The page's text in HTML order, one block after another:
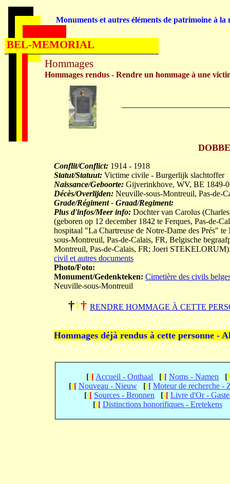
Conflit/Conflict: 1914 - 1918
Statut/Statuut: Victime civile - Burgerlijk slachtoffer
Naissance/Geboorte: Gijverinkhove, WV, BE 1849-
Décès/Overlijden: Neuville-sous-Montreuil, Pas-de-
Grade/Régiment - Graad/Regiment:
Plus d'infos/Meer info: Dochter van Carolus
(geboren op 12 december 1842 te Ferques, Pas-de-
hospitaal "La Chartreuse de Notre-Dame des Prés"
sous-Montreuil, Pas-de-Calais, FR, Belgische
Montreuil, Pas-de-Calais, FR; Joeri
civil et autres documents
Photo/Foto:
Monument/Gedenkteken: Cimetière des civils
Neuville-sous-Montreuil
††† RENDRE HOMMAGE À CETTE
Hommages déjà rendus à cette personne -
[[[ Accueil - Onthaal [[[ Noms - Namen [[
[[[ Nouveau - Nieuw [[[ Moteur de recherche -
[[[ Sources - Bronnen [[[ Livre d'Or -
[[[ Distinctions honorifiques - Eretekens
Hommages
Hommages rendus - Rendre un hommage à une
Monuments et autres éléments de patrimoine à la
BEL-MEMORIAL